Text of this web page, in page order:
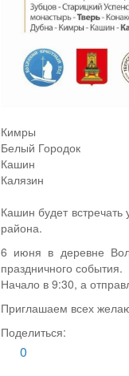
Кимры
Белый Городок
Кашин
Калязин
Кашин будет
района.
6 июня в деревне
праздничного события.
Начало в 9:30, а
Приглашаем всех
Поделиться:
0